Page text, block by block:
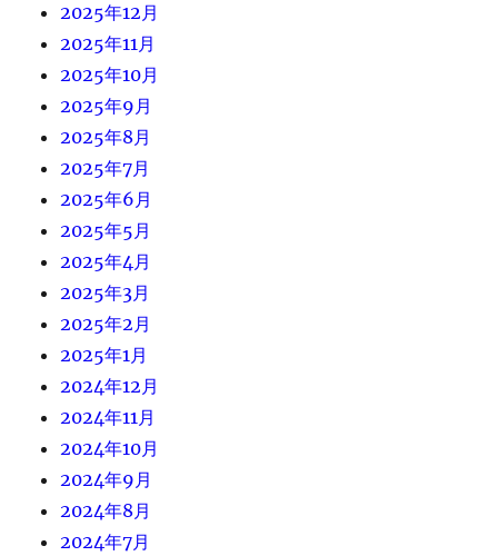
2025年12月
2025年11月
2025年10月
2025年9月
2025年8月
2025年7月
2025年6月
2025年5月
2025年4月
2025年3月
2025年2月
2025年1月
2024年12月
2024年11月
2024年10月
2024年9月
2024年8月
2024年7月